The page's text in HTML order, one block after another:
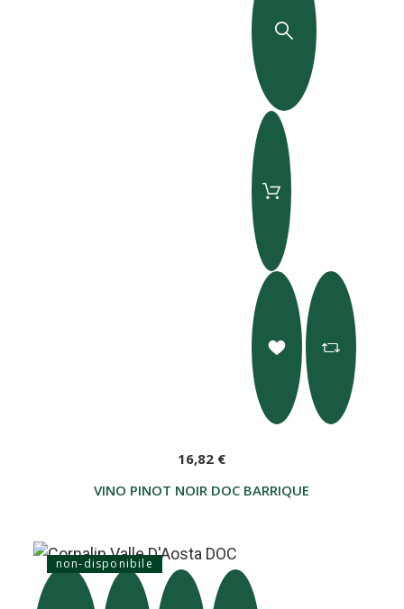
VINO PINOT NOIR DOC BARRIQUE
16,82 €
non-disponibile